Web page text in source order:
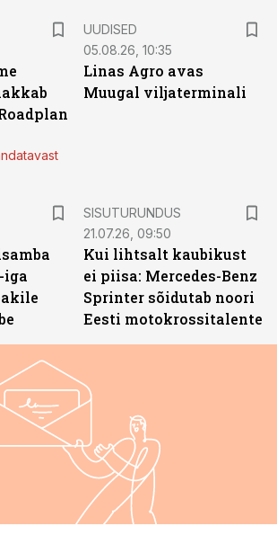
UUDISED
05.08.26, 10:35
Linas Agro avas
Muugal viljaterminali
iga
SISUTURUNDUS
21.07.26, 09:50
Kui lihtsalt kaubikust
ei piisa: Mercedes-Benz
Sprinter sõidutab noori
Eesti motokrossitalente